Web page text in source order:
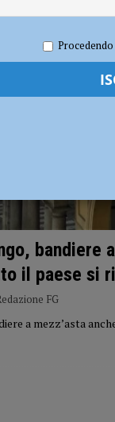
ferendone uno:
bandiere
il paese si
FG
a mezz’asta